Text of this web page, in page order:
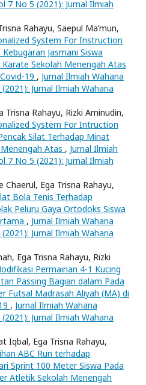
7 No 5 (2021): Jurnal Ilmiah
Rahayu, Saepul Ma’mun,
System For Instruction
Jasmani Siswa
Sekolah Menengah Atas
19 , Jurnal Ilmiah Wahana
Jurnal Ilmiah Wahana
Trisna Rahayu, Rizki Aminudin,
System For Intruction
Silat Terhadap Minat
Atas , Jurnal Ilmiah
7 No 5 (2021): Jurnal Ilmiah
Chaerul, Ega Trisna Rahayu,
Bola Tenis Terhadap
Peluru Gaya Ortodoks Siswa
, Jurnal Ilmiah Wahana
Jurnal Ilmiah Wahana
Ega Trisna Rahayu, Rizki
Permainan 4-1 Kucing
Passing Bagian dalam Pada
Futsal Madrasah Aliyah (MA) di
, Jurnal Ilmiah Wahana
Jurnal Ilmiah Wahana
Iqbal, Ega Trisna Rahayu,
ABC Run terhadap
Sprint 100 Meter Siswa Pada
Atletik Sekolah Menengah